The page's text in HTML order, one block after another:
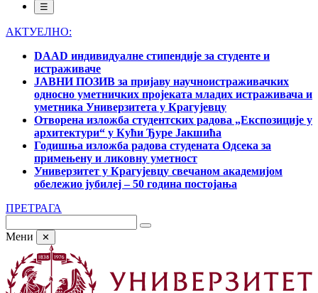
☰
АКТУЕЛНО:
DAAD индивидуалне стипендије за студенте и
истраживаче
ЈАВНИ ПОЗИВ за пријаву научноистраживачких
односно уметничких пројеката младих истраживача и
уметника Универзитета у Крагујевцу
Отворена изложба студентских радова „Експозиције у
архитектури“ у Кући Ђуре Јакшића
Годишња изложба радова студената Одсека за
примењену и ликовну уметност
Универзитет у Крагујевцу свечаном академијом
обележио јубилеј – 50 година постојања
ПРЕТРАГА
Мени ✕